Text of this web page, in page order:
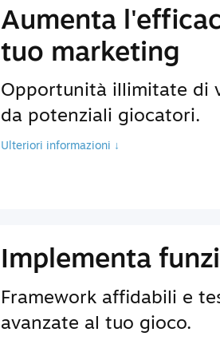
Aumenta
tuo marketing
Opportunità illimitate di
da potenziali giocatori.
Ulteriori informazioni ↓
Implementa
Framework affidabili e
avanzate al tuo gioco.